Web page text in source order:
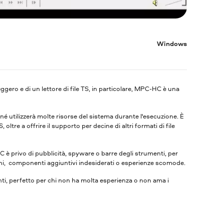
Windows
e di un lettore di file TS, in particolare, MPC-HC è una
utilizzerà molte risorse del sistema durante l'esecuzione. È
oltre a offrire il supporto per decine di altri formati di file
è privo di pubblicità, spyware o barre degli strumenti, per
componenti aggiuntivi indesiderati o esperienze scomode.
perfetto per chi non ha molta esperienza o non ama i